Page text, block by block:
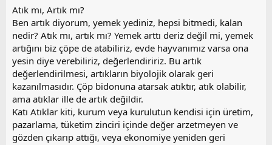
a
t
a
n
a
r
i
h
i
Atık mı, Artık mı?
Ben artık diyorum, yemek yediniz, hepsi bitmedi, kalan
nedir? Atık mı, artık mı? Yemek arttı deriz değil mi, yemek
artığını biz çöpe de atabiliriz, evde hayvanımız varsa ona
yesin diye verebiliriz, değerlendiririz. Bu artık
değerlendirilmesi, artıkların biyolojik olarak geri
kazanılmasıdır. Çöp bidonuna atarsak atıktır, atık olabilir,
ama atıklar ille de artık değildir.
Katı Atıklar kiti, kurum veya kurulutun kendisi için üretim,
pazarlama, tüketim zinciri içinde değer arzetmeyen ve
gözden çıkarıp attığı, veya ekonomiye yeniden geri